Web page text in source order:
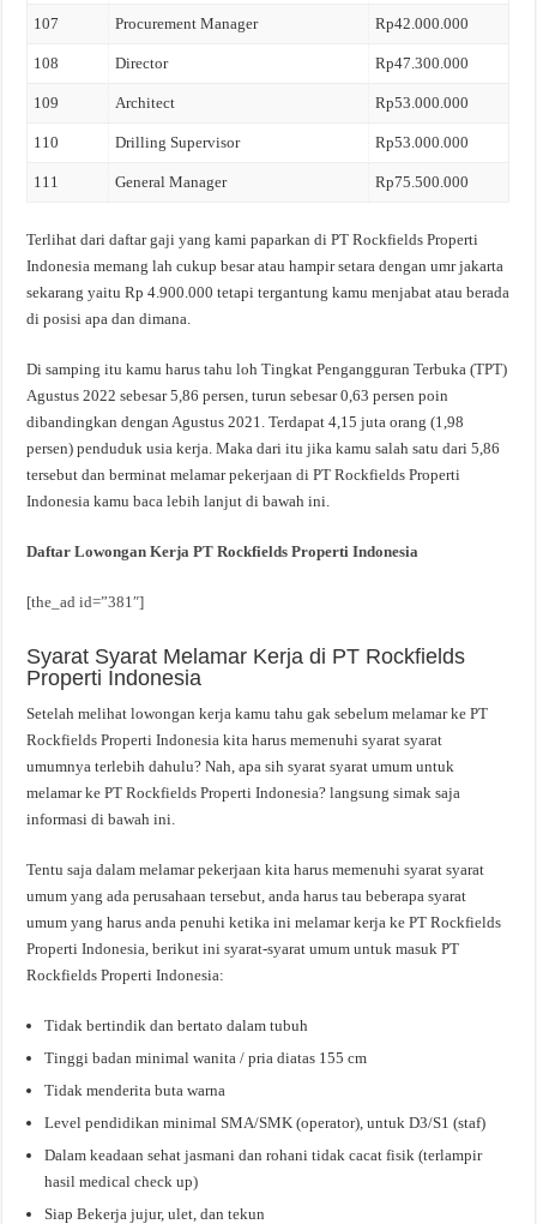
107 Procurement Manager Rp42.000.000
108 Director Rp47.300.000
109 Architect Rp53.000.000
110 Drilling Supervisor Rp53.000.000
111 General Manager Rp75.500.000
Terlihat dari daftar gaji yang kami paparkan di PT Rockfields Properti
Indonesia memang lah cukup besar atau hampir setara dengan umr jakarta
sekarang yaitu Rp 4.900.000 tetapi tergantung kamu menjabat atau berada
di posisi apa dan dimana.
Di samping itu kamu harus tahu loh Tingkat Pengangguran Terbuka (TPT)
Agustus 2022 sebesar 5,86 persen, turun sebesar 0,63 persen poin
dibandingkan dengan Agustus 2021. Terdapat 4,15 juta orang (1,98
persen) penduduk usia kerja. Maka dari itu jika kamu salah satu dari 5,86
tersebut dan berminat melamar pekerjaan di PT Rockfields Properti
Indonesia kamu baca lebih lanjut di bawah ini.
Daftar Lowongan Kerja PT Rockfields Properti Indonesia
[the_ad id=”381″]
Syarat Syarat Melamar Kerja di PT Rockfields
Properti Indonesia
Setelah melihat lowongan kerja kamu tahu gak sebelum melamar ke PT
Rockfields Properti Indonesia kita harus memenuhi syarat syarat
umumnya terlebih dahulu? Nah, apa sih syarat syarat umum untuk
melamar ke PT Rockfields Properti Indonesia? langsung simak saja
informasi di bawah ini.
Tentu saja dalam melamar pekerjaan kita harus memenuhi syarat syarat
umum yang ada perusahaan tersebut, anda harus tau beberapa syarat
umum yang harus anda penuhi ketika ini melamar kerja ke PT Rockfields
Properti Indonesia, berikut ini syarat-syarat umum untuk masuk PT
Rockfields Properti Indonesia:
Tidak bertindik dan bertato dalam tubuh
Tinggi badan minimal wanita / pria diatas 155 cm
Tidak menderita buta warna
Level pendidikan minimal SMA/SMK (operator), untuk D3/S1 (staf)
Dalam keadaan sehat jasmani dan rohani tidak cacat fisik (terlampir
hasil medical check up)
Siap Bekerja jujur, ulet, dan tekun